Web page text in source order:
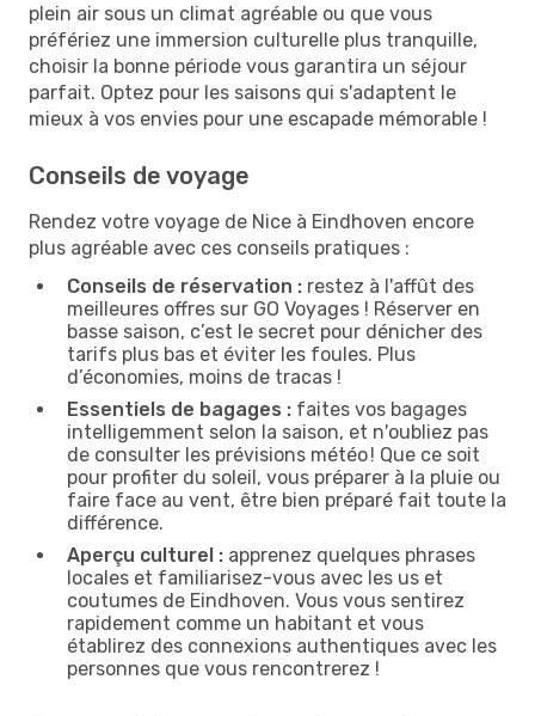
plein air sous un climat agréable ou que vous
préfériez une immersion culturelle plus tranquille,
choisir la bonne période vous garantira un séjour
parfait. Optez pour les saisons qui s'adaptent le
mieux à vos envies pour une escapade mémorable !
Conseils de voyage
Rendez votre voyage de Nice à Eindhoven encore
plus agréable avec ces conseils pratiques :
Conseils de réservation : restez à l'affût des
meilleures offres sur GO Voyages ! Réserver en
basse saison, c’est le secret pour dénicher des
tarifs plus bas et éviter les foules. Plus
d’économies, moins de tracas !
Essentiels de bagages : faites vos bagages
intelligemment selon la saison, et n'oubliez pas
de consulter les prévisions météo ! Que ce soit
pour profiter du soleil, vous préparer à la pluie ou
faire face au vent, être bien préparé fait toute la
différence.
Aperçu culturel : apprenez quelques phrases
locales et familiarisez-vous avec les us et
coutumes de Eindhoven. Vous vous sentirez
rapidement comme un habitant et vous
établirez des connexions authentiques avec les
personnes que vous rencontrerez !